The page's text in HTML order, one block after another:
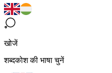
खोजें
शब्दकोश की भाषा चुनें